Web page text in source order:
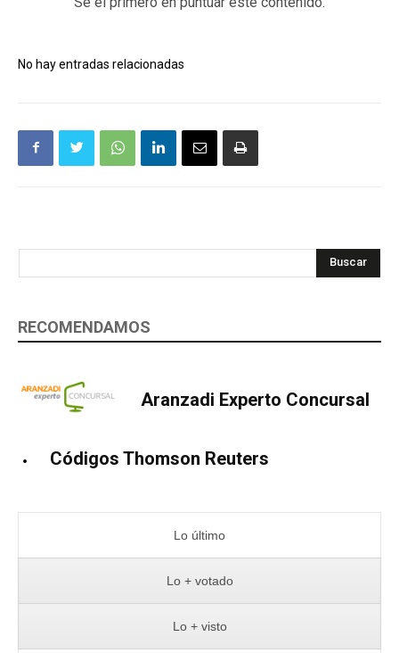
No hay entradas relacionadas
Buscar
RECOMENDAMOS
Aranzadi Experto Concursal
Códigos Thomson Reuters
Lo último
Lo + votado
Lo + visto